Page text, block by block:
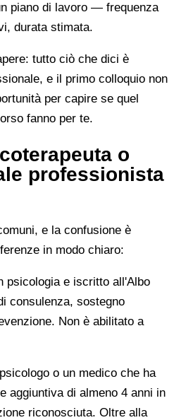
piano di lavoro — frequenza
durata stimata.
tutto ciò che dici è
e il primo colloquio non
per capire se quel
fanno per te.
o
professionista
e la confusione è
in modo chiaro:
psicologia e iscritto all'Albo
consulenza, sostegno
Non è abilitato a
o un medico che ha
aggiuntiva di almeno 4 anni in
riconosciuta. Oltre alla